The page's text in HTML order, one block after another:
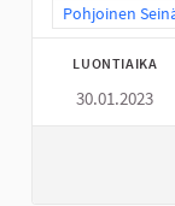
Rajaa tulokset
Pohjoinen
LUONTIAIKA
30.01.2023